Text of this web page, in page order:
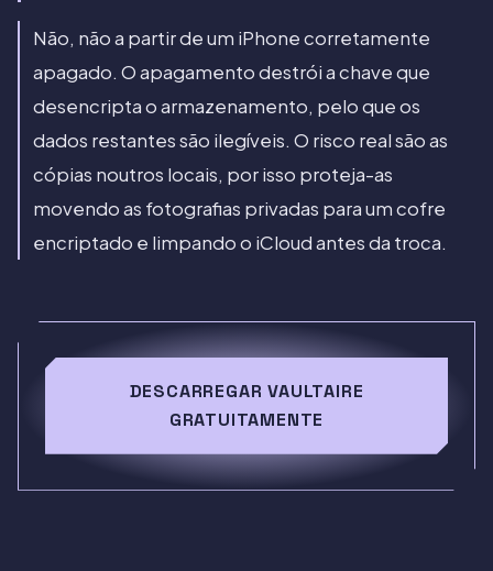
Não, não a partir de um iPhone corretamente
apagado. O apagamento destrói a chave que
desencripta o armazenamento, pelo que os
dados restantes são ilegíveis. O risco real são as
cópias noutros locais, por isso proteja-as
movendo as fotografias privadas para um cofre
encriptado e limpando o iCloud antes da troca.
DESCARREGAR VAULTAIRE
GRATUITAMENTE